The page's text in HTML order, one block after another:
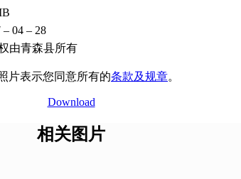
– 04 – 28
由青森县所有
片表示您同意所有的条款及规章。
Download
相关图片